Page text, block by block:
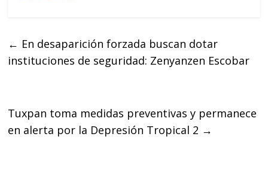
b
o
t
e
s
A
← En desaparición forzada buscan dotar
instituciones de seguridad: Zenyanzen Escobar
Tuxpan toma medidas preventivas y permanece
en alerta por la Depresión Tropical 2 →